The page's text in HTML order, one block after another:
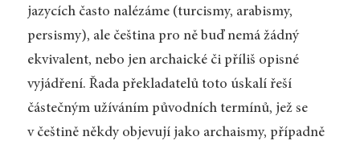
jazycích často nalézáme (turcismy, arabismy,
persismy), ale čeština pro ně buď nemá žádný
ekvivalent, nebo jen archaické či příliš opisné
vyjádření. Řada překladatelů toto úskalí řeší
částečným užíváním původních termínů, jež se
v češtině někdy objevují jako archaismy, případně